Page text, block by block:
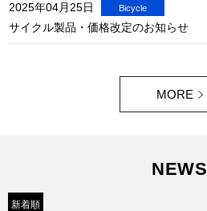
2025年04月25日
サイクル製品・価格改定のお知らせ
MORE
NEWS
新着順